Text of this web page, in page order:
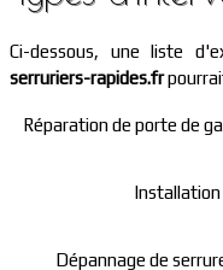
Ci-dessous, une liste
serruriers-rapides.fr
Réparation de porte de
Dépannage de